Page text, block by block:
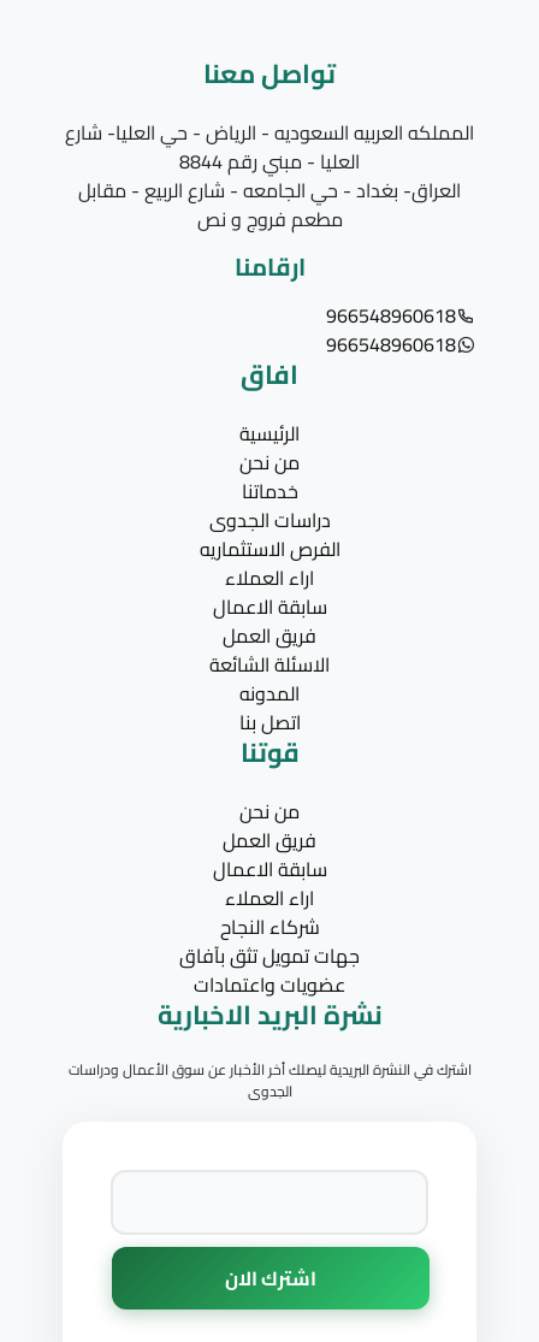
تواصل معنا
المملكه العربيه السعوديه - الرياض - حي العليا- شارع
العليا - مبني رقم 8844
العراق- بغداد - حي الجامعه - شارع الربيع - مقابل
مطعم فروج و نص
ارقامنا
966548960618
966548960618
افاق
الرئيسية
من نحن
خدماتنا
دراسات الجدوى
الفرص الاستثماريه
اراء العملاء
سابقة الاعمال
فريق العمل
الاسئلة الشائعة
المدونه
اتصل بنا
قوتنا
من نحن
فريق العمل
سابقة الاعمال
اراء العملاء
شركاء النجاح
جهات تمويل تثق بآفاق
عضويات واعتمادات
نشرة البريد الاخبارية
اشترك في النشرة البريدية ليصلك أخر الأخبار عن سوق الأعمال ودراسات
الجدوى